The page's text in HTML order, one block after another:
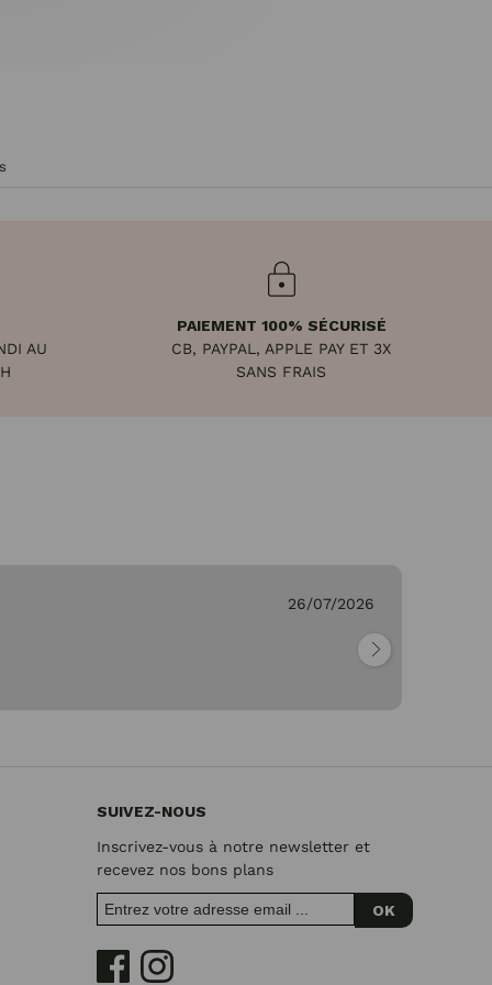
AU
PAIEMENT 100% SÉCURISÉ
CB, PAYPAL, APPLE PAY ET 3X
SANS FRAIS
26/07/2026
SUIVEZ-NOUS
Inscrivez-vous à notre newsletter et
recevez nos bons plans
OK